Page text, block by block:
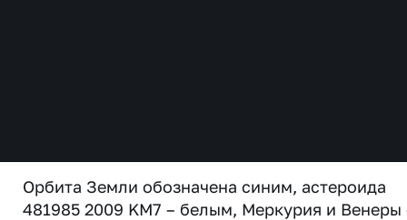
Орбита Земли обозначена синим, астероида
481985 2009 KM7 – белым, Меркурия и Венеры